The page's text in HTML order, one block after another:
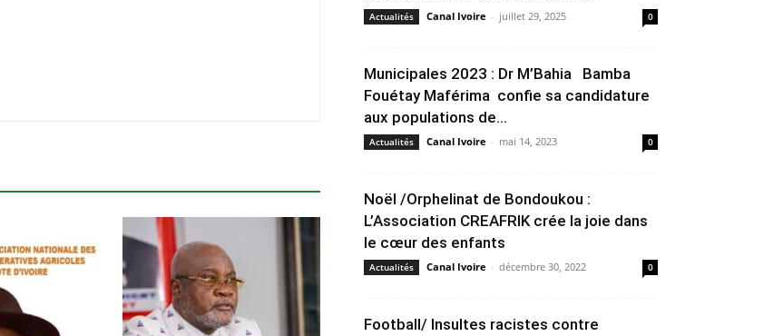
Actualités Canal Ivoire - juillet 29, 2025 0
Municipales 2023 : Dr M’Bahia Bamba
Fouétay Maférima confie sa candidature
aux populations de...
Actualités Canal Ivoire - mai 14, 2023 0
Noël /Orphelinat de Bondoukou :
L’Association CREAFRIK crée la joie dans
le cœur des enfants
Actualités Canal Ivoire - décembre 30, 2022 0
Football/ Insultes racistes contre